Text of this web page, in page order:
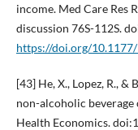
income. Med Care Res
discussion 76S-112S.
https://doi.org/
[43] He, X., Lopez, R., &
non-alcoholic
Health Economics.